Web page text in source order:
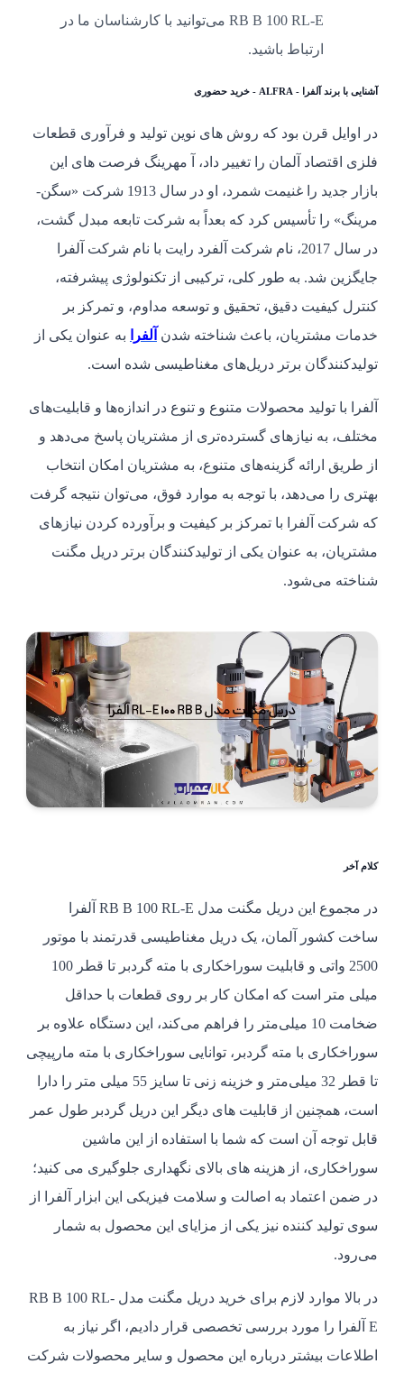
RB B 100 RL-E می‌توانید با کارشناسان ما در
ارتباط باشید.
آشنایی با برند آلفرا - ALFRA - خرید حضوری
در اوایل قرن بود که روش های نوین تولید و فرآوری قطعات
فلزی اقتصاد آلمان را تغییر داد، آ مهرینگ فرصت ­های این
بازار جدید را غنیمت شمرد، او در سال 1913 شرکت «سگن-
مرینگ» را تأسیس کرد که بعداً به شرکت تابعه مبدل گشت،
در سال 2017، نام شرکت آلفرد رایت با نام شرکت آلفرا
جایگزین شد. به طور کلی، ترکیبی از تکنولوژی پیشرفته،
کنترل کیفیت دقیق، تحقیق و توسعه مداوم، و تمرکز بر
خدمات مشتریان، باعث شناخته شدن آلفرا
به عنوان یکی از
تولیدکنندگان برتر دریل‌های مغناطیسی شده است.
آلفرا با تولید محصولات متنوع و تنوع در اندازه‌ها و قابلیت‌های
مختلف، به نیازهای گسترده‌تری از مشتریان پاسخ می‌دهد و
از طریق ارائه گزینه‌های متنوع، به مشتریان امکان انتخاب
بهتری را می‌دهد، با توجه به موارد فوق، می‌توان نتیجه گرفت
که شرکت آلفرا با تمرکز بر کیفیت و برآورده کردن نیازهای
مشتریان، به عنوان یکی از تولیدکنندگان برتر دریل‌ مگنت
شناخته می‌شود.
کلام آخر
در مجموع این دریل مگنت مدل RB B 100 RL-E آلفرا
ساخت کشور آلمان، یک دریل مغناطیسی قدرتمند با موتور
2500 واتی و قابلیت سوراخکاری با مته گردبر تا قطر 100
میلی متر است که امکان کار بر روی قطعات با حداقل
ضخامت 10 میلی‌متر را فراهم می‌کند، این دستگاه علاوه بر
سوراخکاری با مته گردبر، توانایی سوراخکاری با مته مارپیچی
تا قطر 32 میلی‌متر و خزینه زنی تا سایز 55 میلی متر را دارا
است، همچنین از قابلیت های دیگر این دریل گردبر طول عمر
قابل توجه آن است که شما با استفاده از این ماشین
سوراخکاری، از هزینه های بالای نگهداری جلوگیری می کنید؛
در ضمن اعتماد به اصالت و سلامت فیزیکی این ابزار آلفرا از
سوی تولید کننده نیز یکی از مزایای این محصول به شمار
می‌رود.
در بالا موارد لازم برای خرید دریل مگنت مدل RB B 100 RL-
E آلفرا را مورد بررسی تخصصی قرار دادیم، اگر نیاز به
اطلاعات بیشتر درباره این محصول و سایر محصولات شرکت